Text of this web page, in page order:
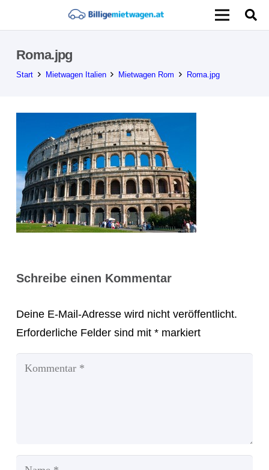
Roma.jpg
Start Mietwagen Italien Mietwagen Rom Roma.jpg
Schreibe einen Kommentar
Deine E-Mail-Adresse wird nicht veröffentlicht.
Erforderliche Felder sind mit * markiert